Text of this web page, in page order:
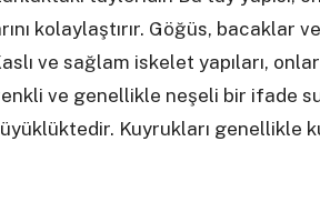
kolaylaştırır. Göğüs, bacaklar
ve sağlam iskelet yapıları,
ve genellikle neşeli bir ifade
Kuyrukları genellikle